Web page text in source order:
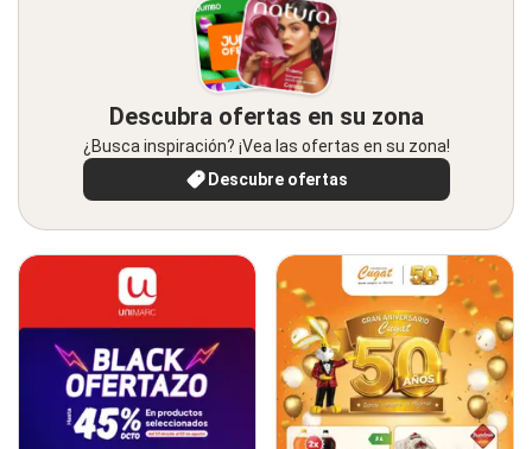
Descubra ofertas en su zona
¿Busca inspiración? ¡Vea las ofertas en su zona!
Descubre ofertas